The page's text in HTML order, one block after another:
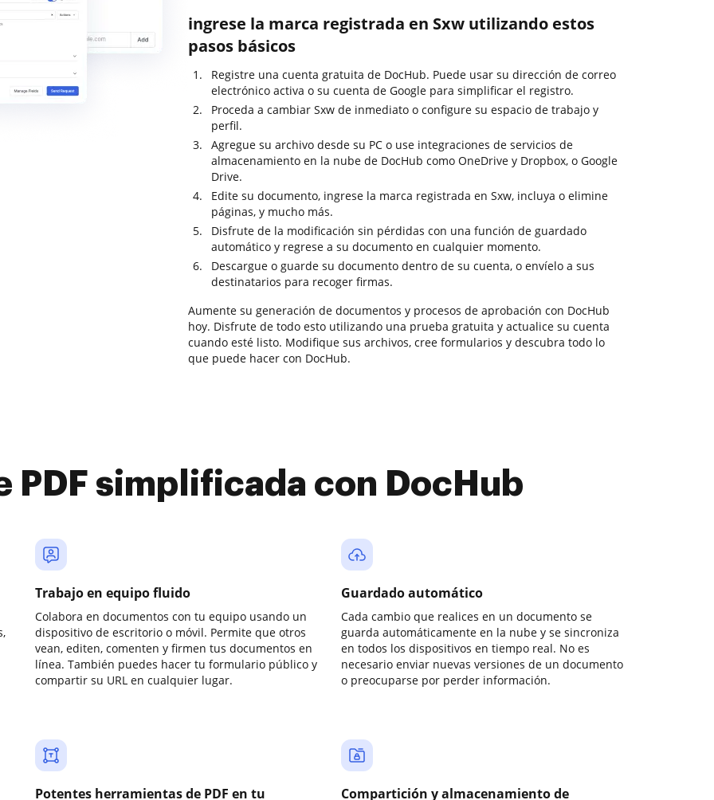
ingrese la marca registrada en Sxw utilizando estos
pasos básicos
Registre una cuenta gratuita de DocHub. Puede usar su dirección de correo
electrónico activa o su cuenta de Google para simplificar el registro.
Proceda a cambiar Sxw de inmediato o configure su espacio de trabajo y
perfil.
Agregue su archivo desde su PC o use integraciones de servicios de
almacenamiento en la nube de DocHub como OneDrive y Dropbox, o Google
Drive.
Edite su documento, ingrese la marca registrada en Sxw, incluya o elimine
páginas, y mucho más.
Disfrute de la modificación sin pérdidas con una función de guardado
automático y regrese a su documento en cualquier momento.
Descargue o guarde su documento dentro de su cuenta, o envíelo a sus
destinatarios para recoger firmas.
Aumente su generación de documentos y procesos de aprobación con DocHub
hoy. Disfrute de todo esto utilizando una prueba gratuita y actualice su cuenta
cuando esté listo. Modifique sus archivos, cree formularios y descubra todo lo
que puede hacer con DocHub.
PDF simplificada con DocHub
Trabajo en equipo fluido
Colabora en documentos con tu equipo usando un
dispositivo de escritorio o móvil. Permite que otros
vean, editen, comenten y firmen tus documentos en
línea. También puedes hacer tu formulario público y
compartir su URL en cualquier lugar.
Guardado automático
Cada cambio que realices en un documento se
guarda automáticamente en la nube y se sincroniza
en todos los dispositivos en tiempo real. No es
necesario enviar nuevas versiones de un documento
o preocuparse por perder información.
Potentes herramientas de PDF en tu
Compartición y almacenamiento de